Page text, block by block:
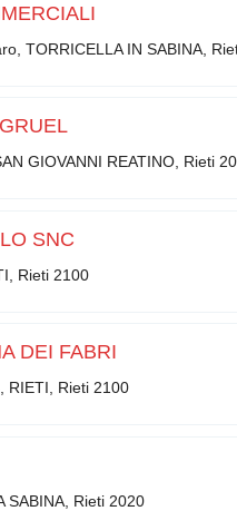
TORRICELLA IN SABINA,
GIOVANNI REATINO, Rieti
SNC
Rieti 2100
DEI FABRI
RIETI, Rieti 2100
SABINA, Rieti 2020